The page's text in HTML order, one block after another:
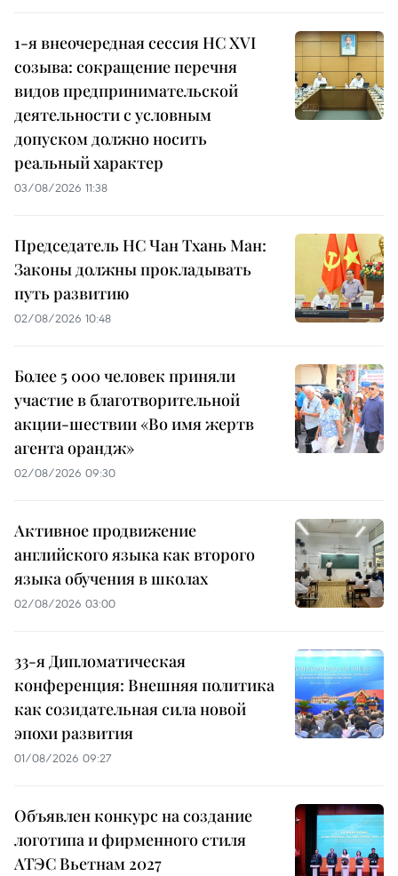
1-я внеочередная сессия НС XVI
созыва: сокращение перечня
видов предпринимательской
деятельности с условным
допуском должно носить
реальный характер
03/08/2026 11:38
Председатель НС Чан Тхань Ман:
Законы должны прокладывать
путь развитию
02/08/2026 10:48
Более 5 000 человек приняли
участие в благотворительной
акции-шествии «Во имя жертв
агента орандж»
02/08/2026 09:30
Активное продвижение
английского языка как второго
языка обучения в школах
02/08/2026 03:00
33-я Дипломатическая
конференция: Внешняя политика
как созидательная сила новой
эпохи развития
01/08/2026 09:27
Объявлен конкурс на создание
логотипа и фирменного стиля
АТЭС Вьетнам 2027